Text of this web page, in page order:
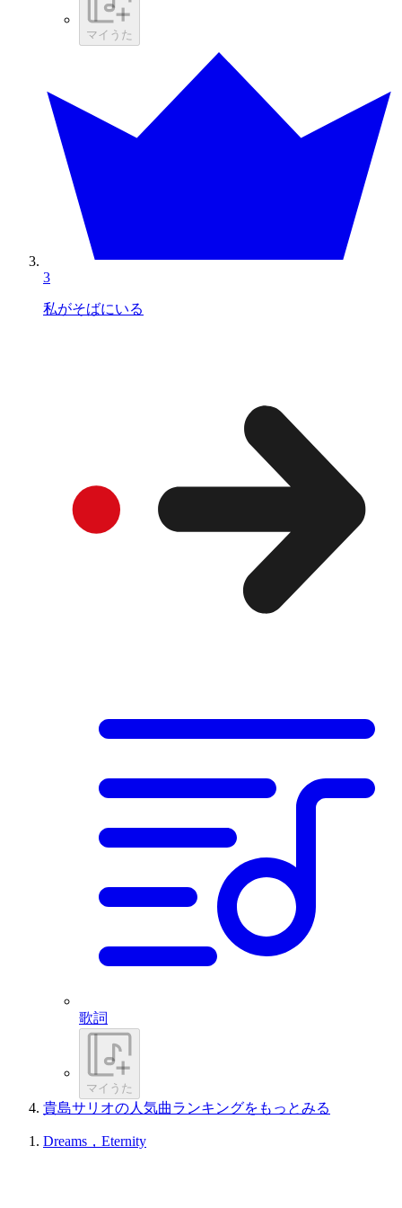
マイうた
3
私がそばにいる
歌詞
マイうた
貴島サリオの人気曲ランキングをもっとみる
Dreams，Eternity